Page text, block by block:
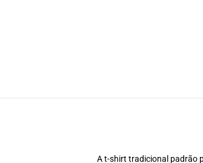
A t-shirt tradicional padrão